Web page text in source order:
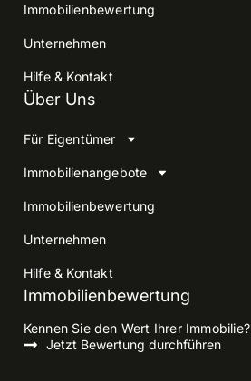
Immobilienbewertung
Unternehmen
Hilfe & Kontakt
Über Uns
Für Eigentümer
Immobilienangebote
Immobilienbewertung
Unternehmen
Hilfe & Kontakt
Immobilienbewertung
Kennen Sie den Wert Ihrer Immobilie?
Jetzt Bewertung durchführen